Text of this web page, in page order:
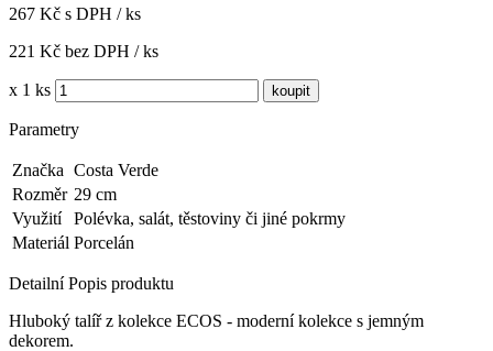
267 Kč s DPH / ks
221 Kč bez DPH / ks
x 1 ks
Parametry
Značka Costa Verde
Rozměr 29 cm
Využití
Polévka, salát, těstoviny či jiné pokrmy
Materiál Porcelán
Detailní Popis produktu
Hluboký talíř z kolekce ECOS - moderní kolekce s jemným
dekorem.